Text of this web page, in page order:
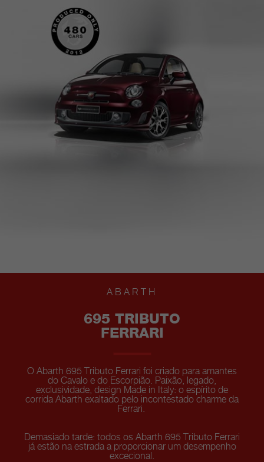
ABARTH
695 TRIBUTO
FERRARI
O Abarth 695 Tributo Ferrari foi criado para amantes
do Cavalo e do Escorpião. Paixão, legado,
exclusividade, design Made in Italy: o espírito de
corrida Abarth exaltado pelo incontestado charme da
Ferrari.
Demasiado tarde: todos os Abarth 695 Tributo Ferrari
já estão na estrada a proporcionar um desempenho
excecional.